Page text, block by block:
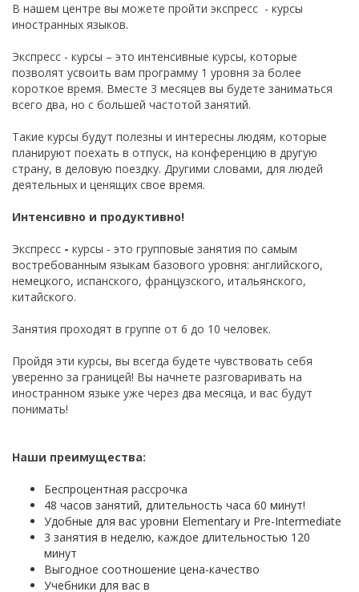
В нашем центре вы можете пройти экспресс - курсы
иностранных языков.
Экспресс - курсы – это интенсивные курсы, которые
позволят усвоить вам программу 1 уровня за более
короткое время. Вместе 3 месяцев вы будете заниматься
всего два, но с большей частотой занятий.
Такие курсы будут полезны и интересны людям, которые
планируют поехать в отпуск, на конференцию в другую
страну, в деловую поездку. Другими словами, для людей
деятельных и ценящих свое время.
Интенсивно и продуктивно!
Экспресс - курсы - это групповые занятия по самым
востребованным языкам базового уровня: английского,
немецкого, испанского, французского, итальянского,
китайского.
Занятия проходят в группе от 6 до 10 человек.
Пройдя эти курсы, вы всегда будете чувствовать себя
уверенно за границей! Вы начнете разговаривать на
иностранном языке уже через два месяца, и вас будут
понимать!
Наши преимущества:
Беспроцентная рассрочка
48 часов занятий, длительность часа 60 минут!
Удобные для вас уровни Elementary и Pre-Intermediate
3 занятия в неделю, каждое длительностью 120
минут
Выгодное соотношение цена-качество
Учебники для вас в